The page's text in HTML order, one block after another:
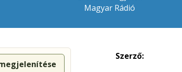
Magyar Rádió
Szerző: